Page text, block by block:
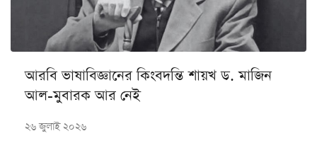
আরবি ভাষাবিজ্ঞানের কিংবদন্তি শায়খ ড. মাজিন
আল-মুবারক আর নেই
২৬ জুলাই ২০২৬